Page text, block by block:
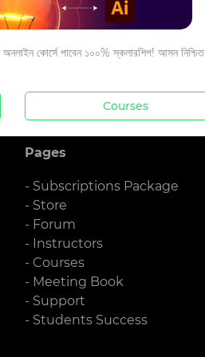
Pages
- Subscriptions Package
- Store
- Forum
- Instructors
- Courses
- Meeting Book
- Support
- Students Success
কোর্সে পাবেন ১০০% স্কলারশিপ! আসন নিশ্চিত
Courses